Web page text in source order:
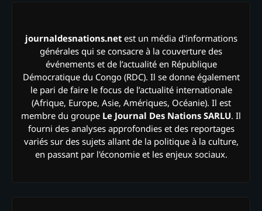
journaldesnations.netest un média d'informations
générales qui se consacre à la couverture des
événements et de l’actualité en République
Démocratique du Congo (RDC). Il se donne également
le pari de faire le focus de l’actualité internationale
(Afrique, Europe, Asie, Amériques, Océanie). Il est
membre du groupe Le Journal Des Nations SARLU. Il
fourni des analyses approfondies et des reportages
variés sur des sujets allant de la politique à la culture,
en passant par l'économie et les enjeux sociaux.